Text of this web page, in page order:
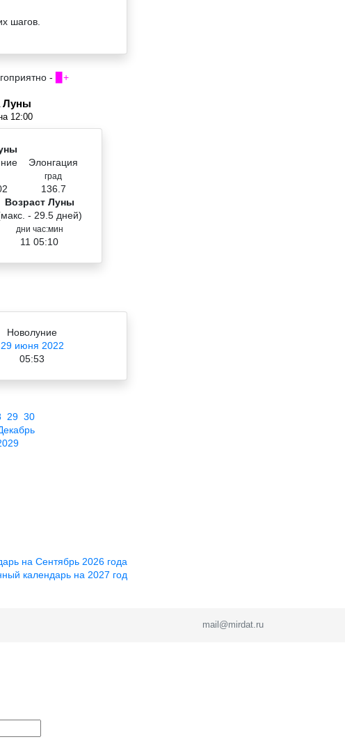
шагов.
- ▉+
Луны
12:00
Элонгация
град
136.7
Возраст Луны
- 29.5 дней)
дни час:мин
11 05:10
Новолуние
29 июня 2022
05:53
29 30
на Сентябрь 2026 года
календарь на 2027 год
mail@mirdat.ru